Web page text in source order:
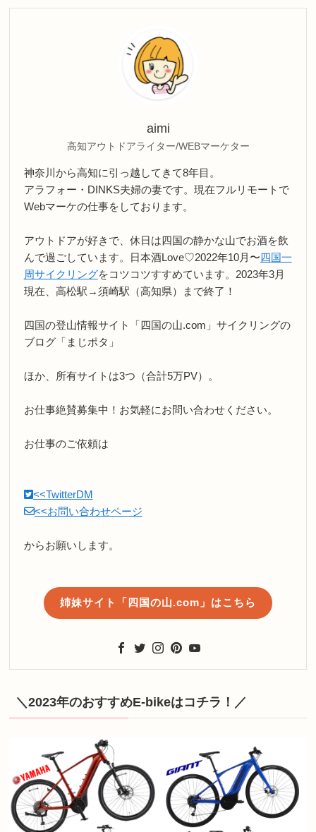
aimi
高知アウトドアライター/WEBマーケター
神奈川から高知に引っ越してきて8年目。
アラフォー・DINKS夫婦の妻です。現在フルリモートで
Webマーケの仕事をしております。
アウトドアが好きで、休日は四国の静かな山でお酒を飲
んで過ごしています。日本酒Love♡2022年10月〜四国一
周サイクリングをコツコツすすめています。2023年3月
現在、高松駅→須崎駅（高知県）まで終了！
四国の登山情報サイト「四国の山.com」サイクリングの
ブログ「まじポタ」
ほか、所有サイトは3つ（合計5万PV）。
お仕事絶賛募集中！お気軽にお問い合わせください。
お仕事のご依頼は
<<TwitterDM
<<お問い合わせページ
からお願いします。
姉妹サイト「四国の山.com」はこちら
＼2023年のおすすめE-bikeはコチラ！／